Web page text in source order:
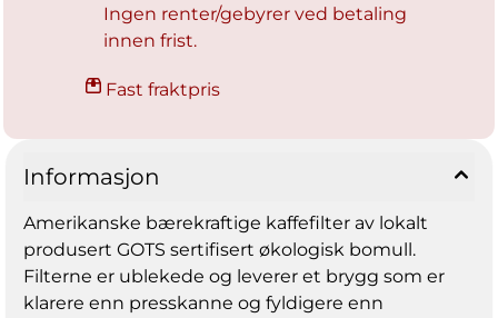
Ingen renter/gebyrer ved betaling
innen frist.
Fast fraktpris
Informasjon
Amerikanske bærekraftige kaffefilter av lokalt
produsert GOTS sertifisert økologisk bomull.
Filterne er ublekede og leverer et brygg som er
klarere enn presskanne og fyldigere enn